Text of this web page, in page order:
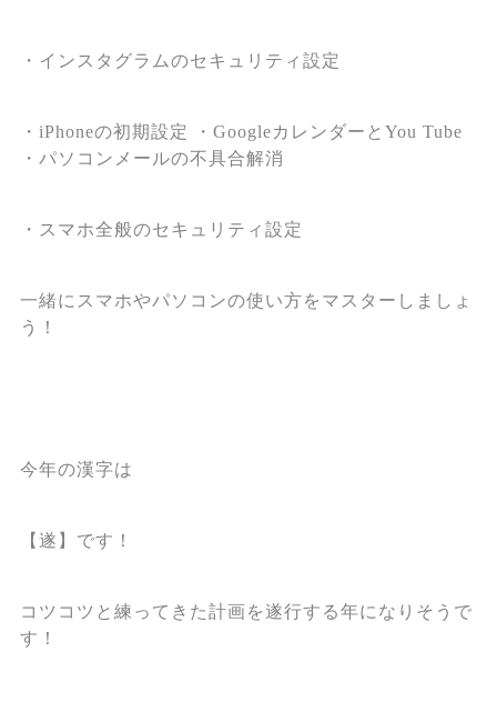
・インスタグラムのセキュリティ設定
・iPhoneの初期設定 ・GoogleカレンダーとYou Tube
・パソコンメールの不具合解消
・スマホ全般のセキュリティ設定
一緒にスマホやパソコンの使い方をマスターしましょ
う！
今年の漢字は
【遂】です！
コツコツと練ってきた計画を遂行する年になりそうで
す！